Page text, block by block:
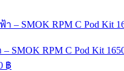
SMOK RPM C Pod Kit
฿